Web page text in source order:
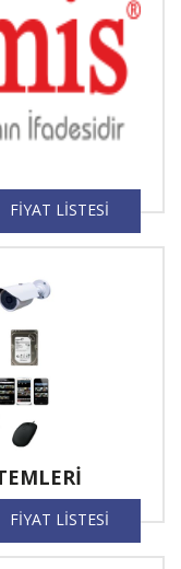
FİYAT LİSTESİ
FİYAT LİSTESİ